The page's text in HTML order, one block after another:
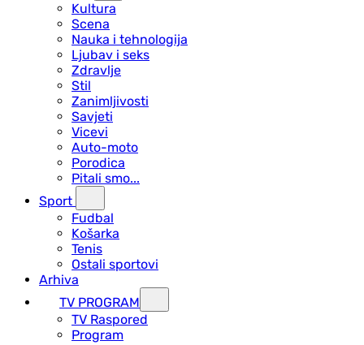
Kultura
Scena
Nauka i tehnologija
Ljubav i seks
Zdravlje
Stil
Zanimljivosti
Savjeti
Vicevi
Auto-moto
Porodica
Pitali smo...
Sport
Fudbal
Košarka
Tenis
Ostali sportovi
Arhiva
TV PROGRAM
ТV Raspored
Program